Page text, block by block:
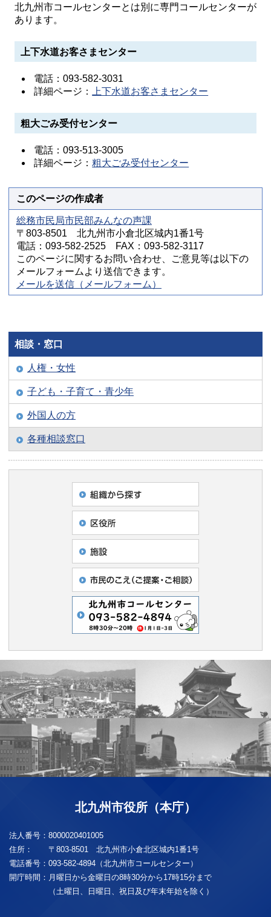
北九州市コールセンターとは別に専門コールセンターが
あります。
上下水道お客さまセンター
電話：093-582-3031
詳細ページ：
上下水道お客さまセンター
粗大ごみ受付センター
電話：093-513-3005
詳細ページ：粗大ごみ受付センター
このページの作成者
総務市民局市民部みんなの声課
〒803-8501 北九州市小倉北区城内1番1号
電話：093-582-2525 FAX：093-582-3117
このページに関するお問い合わせ、ご意見等は以下の
メールフォームより送信できます。
メールを送信（メールフォーム）
相談・窓口
人権・女性
子ども・子育て・青少年
外国人の方
各種相談窓口
北九州市役所（本庁）
法人番号： 8000020401005
住所：
〒803-8501 北九州市小倉北区城内1番1号
電話番号： 093-582-4894（北九州市コールセンター）
開庁時間： 月曜日から金曜日の8時30分から17時15分まで
（土曜日、日曜日、祝日及び年末年始を除く）